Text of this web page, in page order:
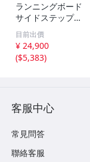
ランニングボード
サイドステップ
アルミバー カス
タム トヨタRAV4
用2019 2020 202
1 2022
目前出價
¥ 24,900
($5,383)
客服中心
常見問答
聯絡客服